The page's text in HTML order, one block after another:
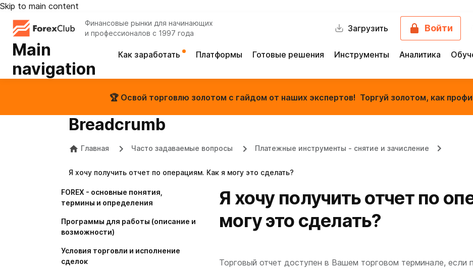
Skip to main content
Финансовые рынки для начинающих
и профессионалов с 1997 года
Загрузить Войти
Main
navigation
Как заработать Платформы Готовые решения Инструменты Аналитика
🏆 Освой торговлю золотом с гайдом от наших экспертов! Торгуй золотом, как
Breadcrumb
Главная Часто задаваемые вопросы Платежные инструменты - снятие и зачисление
Я хочу получить отчет по операциям. Как я могу это сделать?
FOREX - основные понятия,
термины и определения
Программы для работы (описание и
возможности)
Условия торговли и исполнение
сделок
Я хочу получить отчет по
могу это сделать?
Торговый отчет доступен в Вашем торговом терминале, если